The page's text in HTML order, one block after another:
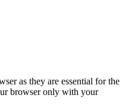
as they are essential for the
browser only with your